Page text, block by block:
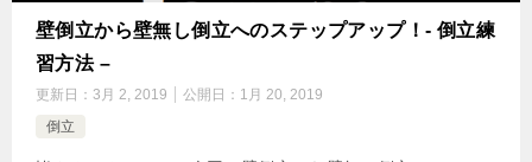
壁倒立から壁無し倒立へのステップアップ！- 倒立練
習方法 –
更新日： 3月 2, 2019 公開日： 1月 20, 2019
倒立